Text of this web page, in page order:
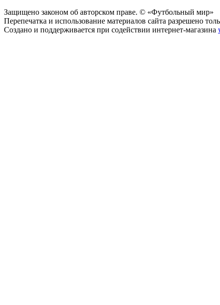
Защищено законом об авторском праве. © «Футбольный мир»
Перепечатка и использование материалов сайта разрешено
Создано и поддерживается при содействии интернет-магазина